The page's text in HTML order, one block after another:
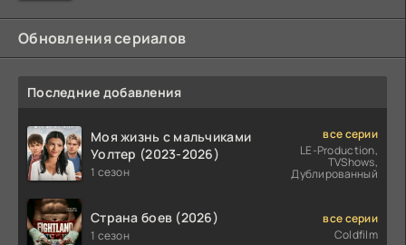
Обновления сериалов
Последние добавления
Моя жизнь с мальчиками
Уолтер (2023-2026)
1 сезон
все серии
LE-Production,
TVShows,
Дублированный
Страна боев (2026)
1 сезон
все серии
Coldfilm